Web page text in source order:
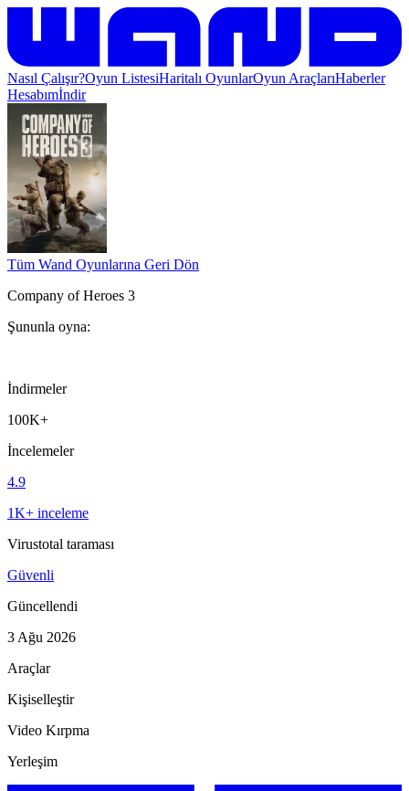
Nasıl Çalışır?Oyun ListesiHaritalı OyunlarOyun AraçlarıHaberler
Hesabımİndir
Tüm Wand Oyunlarına Geri Dön
Company of Heroes 3
Şununla oyna:
İndirmeler
100K+
İncelemeler
4.9
1K+ inceleme
Virustotal taraması
Güvenli
Güncellendi
3 Ağu 2026
Araçlar
Kişiselleştir
Video Kırpma
Yerleşim